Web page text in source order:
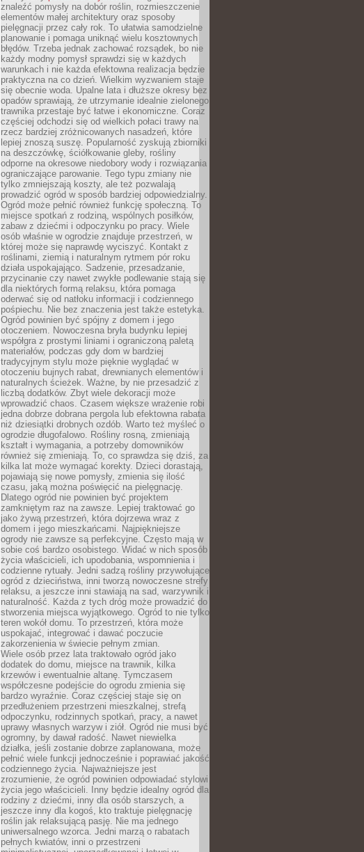
znaleźć pomysły na dobór roślin, rozmieszczenie
elementów małej architektury oraz sposoby
pielęgnacji przez cały rok. To ułatwia samodzielne
planowanie i pomaga uniknąć wielu kosztownych
błędów. Trzeba jednak zachować rozsądek, bo nie
każdy modny pomysł sprawdzi się w każdych
warunkach i nie każda efektowna realizacja będzie
praktyczna na co dzień. Wielkim wyzwaniem staje
się obecnie woda. Upalne lata i dłuższe okresy bez
opadów sprawiają, że utrzymanie idealnie zielonego
trawnika przestaje być łatwe i ekonomiczne. Coraz
częściej odchodzi się od wielkich połaci trawy na
rzecz bardziej zróżnicowanych nasadzeń, które
lepiej znoszą suszę. Popularność zyskują zbiorniki
na deszczówkę, ściółkowanie gleby, rośliny
odporne na okresowe niedobory wody i rozwiązania
ograniczające parowanie. Tego typu zmiany nie
tylko zmniejszają koszty, ale też pozwalają
prowadzić ogród w sposób bardziej odpowiedzialny.
Ogród może pełnić również funkcję społeczną. To
miejsce spotkań z rodziną, wspólnych posiłków,
zabaw z dziećmi i odpoczynku po pracy. Wiele
osób właśnie w ogrodzie znajduje przestrzeń, w
której może się naprawdę wyciszyć. Kontakt z
roślinami, ziemią i naturalnym rytmem pór roku
działa uspokajająco. Sadzenie, przesadzanie,
przycinanie czy nawet zwykłe podlewanie stają się
dla niektórych formą relaksu, która pomaga
oderwać się od natłoku informacji i codziennego
pośpiechu. Nie bez znaczenia jest także estetyka.
Ogród powinien być spójny z domem i jego
otoczeniem. Nowoczesna bryła budynku lepiej
współgra z prostymi liniami i ograniczoną paletą
materiałów, podczas gdy dom w bardziej
tradycyjnym stylu może pięknie wyglądać w
otoczeniu bujnych rabat, drewnianych elementów i
naturalnych ścieżek. Ważne, by nie przesadzić z
liczbą dodatków. Zbyt wiele dekoracji może
wprowadzić chaos. Czasem większe wrażenie robi
jedna dobrze dobrana pergola lub efektowna rabata
niż dziesiątki drobnych ozdób. Warto też myśleć o
ogrodzie długofalowo. Rośliny rosną, zmieniają
kształt i wymagania, a potrzeby domowników
również się zmieniają. To, co sprawdza się dziś, za
kilka lat może wymagać korekty. Dzieci dorastają,
pojawiają się nowe pomysły, zmienia się ilość
czasu, jaką można poświęcić na pielęgnację.
Dlatego ogród nie powinien być projektem
zamkniętym raz na zawsze. Lepiej traktować go
jako żywą przestrzeń, która dojrzewa wraz z
domem i jego mieszkańcami. Najpiękniejsze
ogrody nie zawsze są perfekcyjne. Często mają w
sobie coś bardzo osobistego. Widać w nich sposób
życia właścicieli, ich upodobania, wspomnienia i
codzienne rytuały. Jedni sadzą rośliny przywołujące
ogród z dzieciństwa, inni tworzą nowoczesne strefy
relaksu, a jeszcze inni stawiają na sad, warzywnik i
naturalność. Każda z tych dróg może prowadzić do
stworzenia miejsca wyjątkowego. Ogród to nie tylko
teren wokół domu. To przestrzeń, która może
uspokajać, integrować i dawać poczucie
zakorzenienia w świecie pełnym zmian.
Wiele osób przez lata traktowało ogród jako
dodatek do domu, miejsce na trawnik, kilka
krzewów i ewentualnie altanę. Tymczasem
współczesne podejście do ogrodu zmienia się
bardzo wyraźnie. Coraz częściej staje się on
przedłużeniem przestrzeni mieszkalnej, strefą
odpoczynku, rodzinnych spotkań, pracy, a nawet
uprawy własnych warzyw i ziół. Ogród nie musi być
ogromny, by dawał radość. Nawet niewielka
działka, jeśli zostanie dobrze zaplanowana, może
pełnić wiele funkcji jednocześnie i poprawiać jakość
codziennego życia. Najważniejsze jest
zrozumienie, że ogród powinien odpowiadać stylowi
życia jego właścicieli. Inny będzie idealny ogród dla
rodziny z dziećmi, inny dla osób starszych, a
jeszcze inny dla kogoś, kto traktuje pielęgnację
roślin jak relaksującą pasję. Nie ma jednego
uniwersalnego wzorca. Jedni marzą o rabatach
pełnych kwiatów, inni o przestrzeni